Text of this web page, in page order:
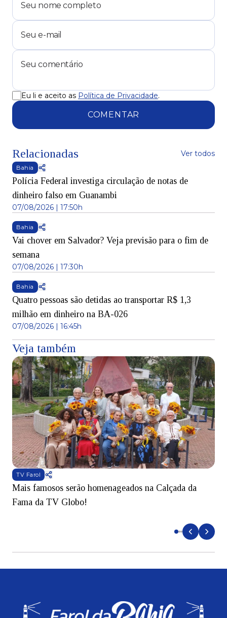
Eu li e aceito as Política de Privacidade.
COMENTAR
Relacionadas Ver todos
Bahia
Polícia Federal investiga circulação de notas de
dinheiro falso em Guanambi
07/08/2026 | 17:50h
Bahia
Vai chover em Salvador? Veja previsão para o fim de
semana
07/08/2026 | 17:30h
Bahia
Quatro pessoas são detidas ao transportar R$ 1,3
milhão em dinheiro na BA-026
07/08/2026 | 16:45h
Veja também
TV Farol
Mais famosos serão homenageados na Calçada da
Fama da TV Globo!